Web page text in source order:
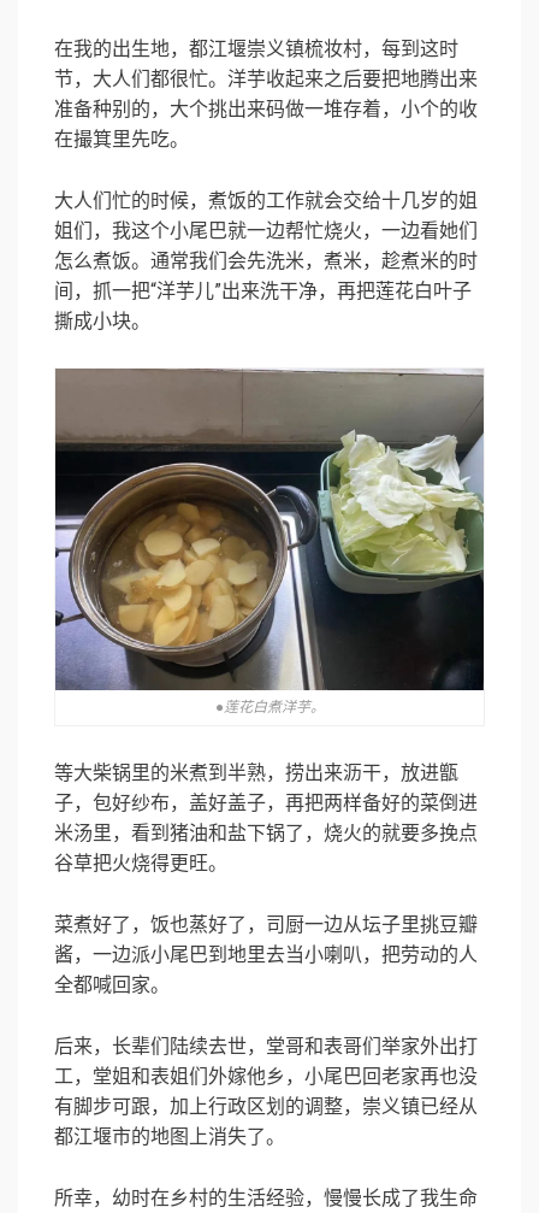
在我的出生地，都江堰崇义镇梳妆村，每到这时
节，大人们都很忙。洋芋收起来之后要把地腾出来
准备种别的，大个挑出来码做一堆存着，小个的收
在撮箕里先吃。
大人们忙的时候，煮饭的工作就会交给十几岁的姐
姐们，我这个小尾巴就一边帮忙烧火，一边看她们
怎么煮饭。通常我们会先洗米，煮米，趁煮米的时
间，抓一把“洋芋儿”出来洗干净，再把莲花白叶子
撕成小块。
●莲花白煮洋芋。
等大柴锅里的米煮到半熟，捞出来沥干，放进甑
子，包好纱布，盖好盖子，再把两样备好的菜倒进
米汤里，看到猪油和盐下锅了，烧火的就要多挽点
谷草把火烧得更旺。
菜煮好了，饭也蒸好了，司厨一边从坛子里挑豆瓣
酱，一边派小尾巴到地里去当小喇叭，把劳动的人
全都喊回家。
后来，长辈们陆续去世，堂哥和表哥们举家外出打
工，堂姐和表姐们外嫁他乡，小尾巴回老家再也没
有脚步可跟，加上行政区划的调整，崇义镇已经从
都江堰市的地图上消失了。
所幸，幼时在乡村的生活经验，慢慢长成了我生命